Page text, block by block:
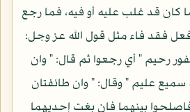
كان قد غلب عليه أو فيه، فما رجع
فقد فاء مثل قول الله عز وجل:
رحيم " أي رجعوا ثم قال: " وان
سميع عليم " وقال: " وان طائفتان
بينهما فان بغت إحديهما